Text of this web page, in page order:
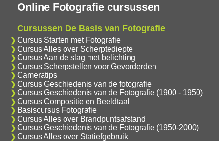
Online Fotografie cursussen
Cursussen De Basis van Fotografie
Cursus Starten met Fotografie
Cursus Alles over Scherptediepte
Cursus Aan de slag met belichting
Cursus Scherpstellen voor Gevorderden
Cameratips
Cursus Geschiedenis van de fotografie
Cursus Geschiedenis van de Fotografie (1900 - 1950)
Cursus Compositie en Beeldtaal
Basiscursus Fotografie
Cursus Alles over Brandpuntsafstand
Cursus Geschiedenis van de Fotografie (1950-2000)
Cursus Alles over Statiefgebruik